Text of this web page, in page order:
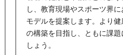
し、教育現場やスポーツ界
モデルを提案します。より
の構築を目指し、ともに課
しょう。